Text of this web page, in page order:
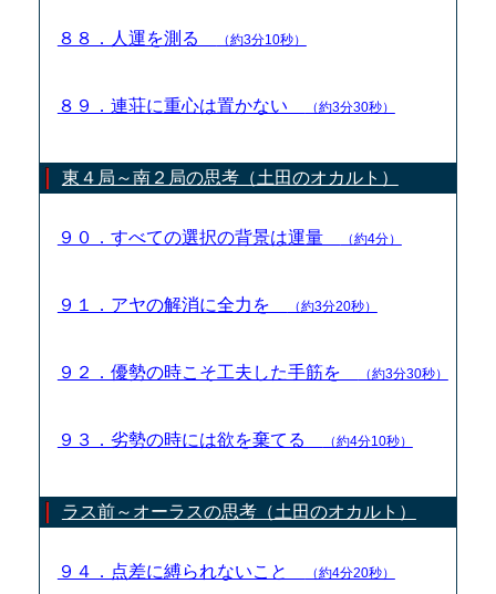
８８．人運を測る （約3分10秒）
８９．連荘に重心は置かない （約3分30秒）
東４局～南２局の思考（土田のオカルト）
９０．すべての選択の背景は運量 （約4分）
９１．アヤの解消に全力を （約3分20秒）
９２．優勢の時こそ工夫した手筋を （約3分30秒）
９３．劣勢の時には欲を棄てる （約4分10秒）
ラス前～オーラスの思考（土田のオカルト）
９４．点差に縛られないこと （約4分20秒）